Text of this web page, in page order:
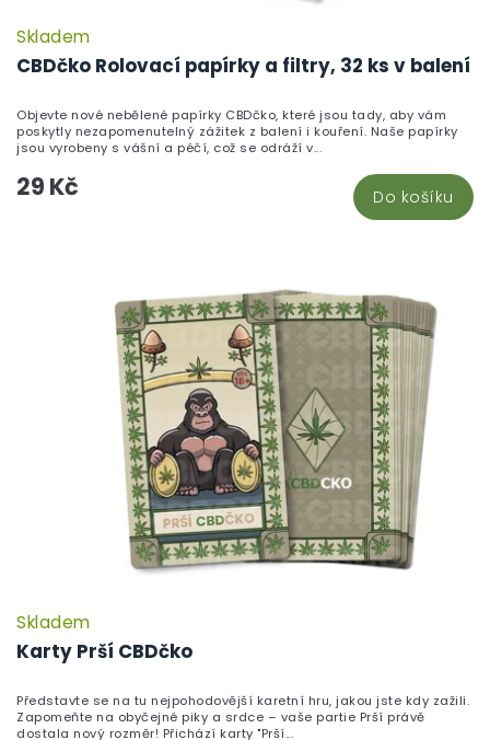
CBDčko Rolovací papírky a filtry, 32 ks v balení
Skladem
29 Kč Do košíku
Objevte nové nebělené papírky CBDčko, které jsou tady, aby vám
poskytly nezapomenutelný zážitek z balení i kouření. Naše papírky
jsou vyrobeny s vášní a péčí, což se odráží v...
Karty Prší CBDčko
Skladem
Představte se na tu nejpohodovější karetní hru, jakou jste kdy zažili.
Zapomeňte na obyčejné piky a srdce – vaše partie Prší právě
dostala nový rozměr! Přichází karty "Prší...